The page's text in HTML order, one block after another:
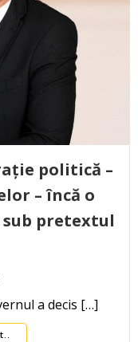
politică –
– încă o
pretextul
a decis […]